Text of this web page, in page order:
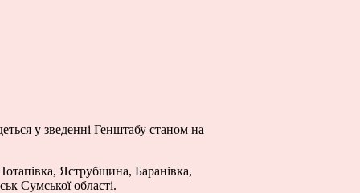
у зведенні Генштабу станом на
Яструбщина, Баранівка,
Сумської області.